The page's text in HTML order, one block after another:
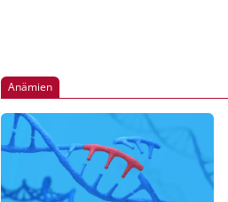
Hematology Association (EHA)
Anämien